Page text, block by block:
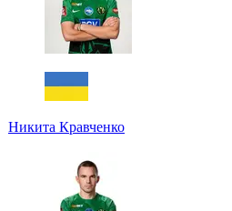
Никита Кравченко